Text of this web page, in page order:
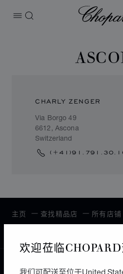
欢迎莅临
我们可配送至位于United
打开菜单
搜索
CHARLY ZENGER
Via Borgo 49
6612, Ascona
Switzerland
主页 查找精品店 所有店铺
本地化（更改国家/地
更改国家/地区